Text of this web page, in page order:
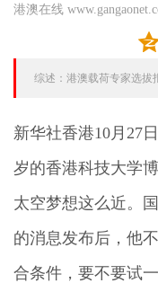
港澳在线
综述：港澳载荷专家选拔
新华社香港10月
岁的香港科技大学
太空梦想这么近。
的消息发布后，他
合条件，要不要试